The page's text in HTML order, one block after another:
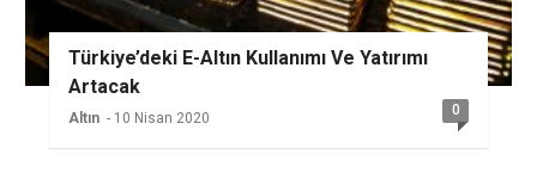
Türkiye’deki E-Altın Kullanımı Ve Yatırımı
Artacak
Altın - 10 Nisan 2020 0